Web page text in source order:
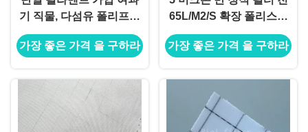
기 직물, 다섬유 폴리프로
필렌 필터 직물
가장 좋은 가격 을 구하라
65L/M2/S 확장 폴리스티
렌 EPS 실로 저장용
가장 좋은 가격 을 구하라